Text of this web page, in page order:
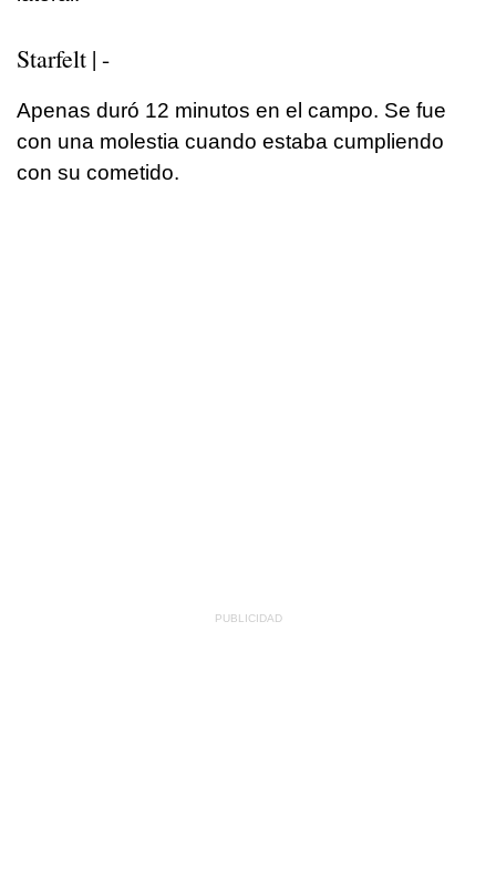
Starfelt | -
Apenas duró 12 minutos en el campo. Se fue
con una molestia cuando estaba cumpliendo
con su cometido.